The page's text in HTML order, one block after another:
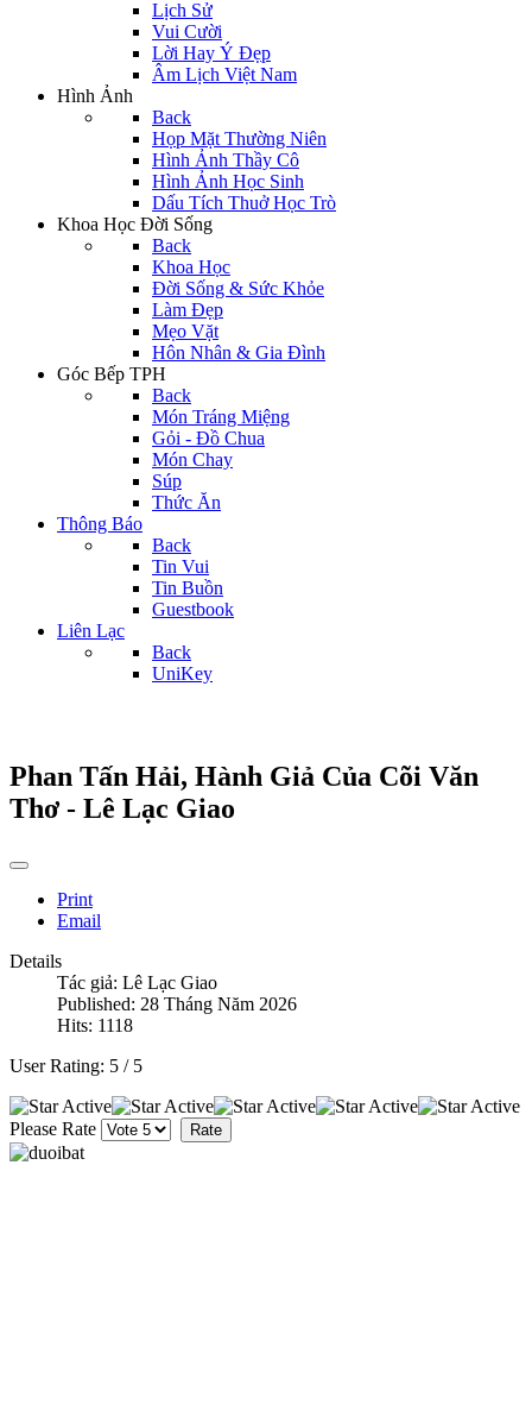
Lịch Sử
Vui Cười
Lời Hay Ý Đẹp
Âm Lịch Việt Nam
Hình Ảnh
Back
Họp Mặt Thường Niên
Hình Ảnh Thầy Cô
Hình Ảnh Học Sinh
Dấu Tích Thuở Học Trò
Khoa Học Đời Sống
Back
Khoa Học
Đời Sống & Sức Khỏe
Làm Đẹp
Mẹo Vặt
Hôn Nhân & Gia Đình
Góc Bếp TPH
Back
Món Tráng Miệng
Gỏi - Đồ Chua
Món Chay
Súp
Thức Ăn
Thông Báo
Back
Tin Vui
Tin Buồn
Guestbook
Liên Lạc
Back
UniKey
Phan Tấn Hải, Hành Giả Của Cõi Văn
Thơ - Lê Lạc Giao
Print
Email
Details
Tác giả: Lê Lạc Giao
Published: 28 Tháng Năm 2026
Hits: 1118
User Rating: 5 / 5
Please Rate